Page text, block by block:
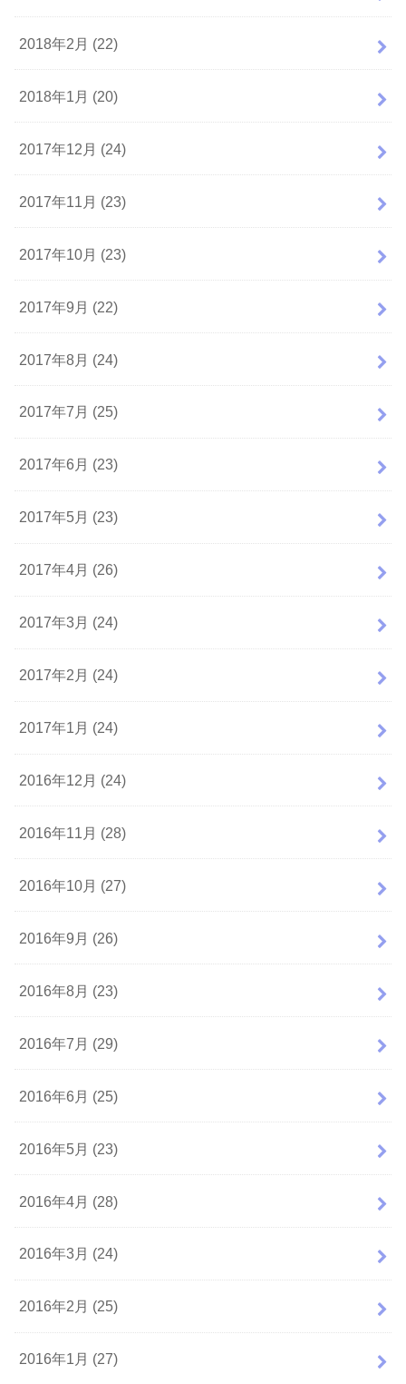
2018年2月 (22)
2018年1月 (20)
2017年12月 (24)
2017年11月 (23)
2017年10月 (23)
2017年9月 (22)
2017年8月 (24)
2017年7月 (25)
2017年6月 (23)
2017年5月 (23)
2017年4月 (26)
2017年3月 (24)
2017年2月 (24)
2017年1月 (24)
2016年12月 (24)
2016年11月 (28)
2016年10月 (27)
2016年9月 (26)
2016年8月 (23)
2016年7月 (29)
2016年6月 (25)
2016年5月 (23)
2016年4月 (28)
2016年3月 (24)
2016年2月 (25)
2016年1月 (27)